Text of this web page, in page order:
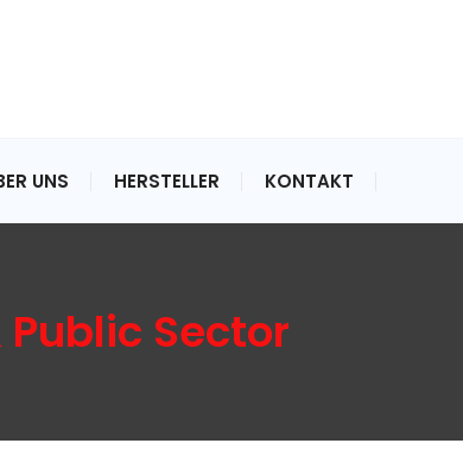
UNS HERSTELLER KONTAKT
Sector